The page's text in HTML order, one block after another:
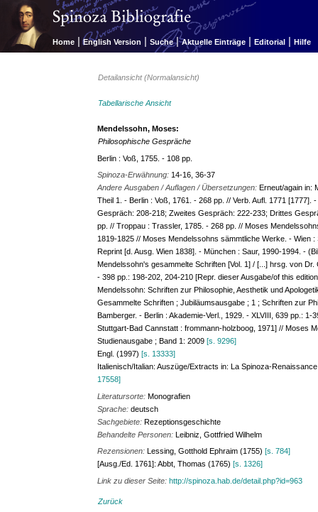
Home | English Version | Suche | Aktuelle Einträge | Editorial | Hilfe
Detailansicht (Normalansicht)
Tabellarische Ansicht
Mendelssohn, Moses:
Philosophische Gespräche
Berlin : Voß, 1755. - 108 pp.
Spinoza-Erwähnung: 14-16, 36-37
Andere Ausgaben / Auflagen / Übersetzungen:Erneut/again in:
Theil 1. - Berlin : Voß, 1761. - 268 pp. // Verb. Aufl. 1771
Gespräch: 208-218; Zweites Gespräch: 222-233; Drittes
pp. // Troppau : Trassler, 1785. - 268 pp. // Moses
1819-1825 // Moses Mendelssohns sämmtliche Werke. - Wien
Reprint [d. Ausg. Wien 1838]. - München : Saur, 1990-1994. -
Mendelssohn's gesammelte Schriften [Vol. 1] / [...] hrsg. von
- 398 pp.: 198-202, 204-210 [Repr. dieser Ausgabe/of this
Mendelssohn: Schriften zur Philosophie, Aesthetik und
Gesammelte Schriften ; Jubiläumsausgabe ; 1 ; Schriften zur
Bamberger. - Berlin : Akademie-Verl., 1929. - XLVIII, 639 pp.:
Stuttgart-Bad Cannstatt : frommann-holzboog, 1971] // Moses
Studienausgabe ; Band 1: 2009[s. 9296]
Engl. (1997)[s. 13333]
Italienisch/Italian: Auszüge/Extracts in: La Spinoza-
17558]
Literatursorte:Monografien
Sprache:deutsch
Sachgebiete:Rezeptionsgeschichte
Behandelte Personen:Leibniz, Gottfried Wilhelm
Rezensionen:Lessing, Gotthold Ephraim (1755)[s. 784]
[Ausg./Ed. 1761]: Abbt, Thomas (1765)[s. 1326]
Link zu dieser Seite:http://spinoza.hab.de/detail.php?id=963
Zurück